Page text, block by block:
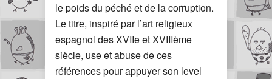
le poids du péché et de la corruption.
Le titre, inspiré par l’art religieux
espagnol des XVIIe et XVIIIème
siècle, use et abuse de ces
références pour appuyer son level